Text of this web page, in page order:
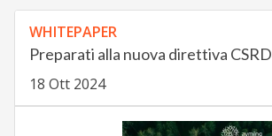
WHITEPAPER
Preparati alla nuova direttiva CSRD
18 Ott 2024